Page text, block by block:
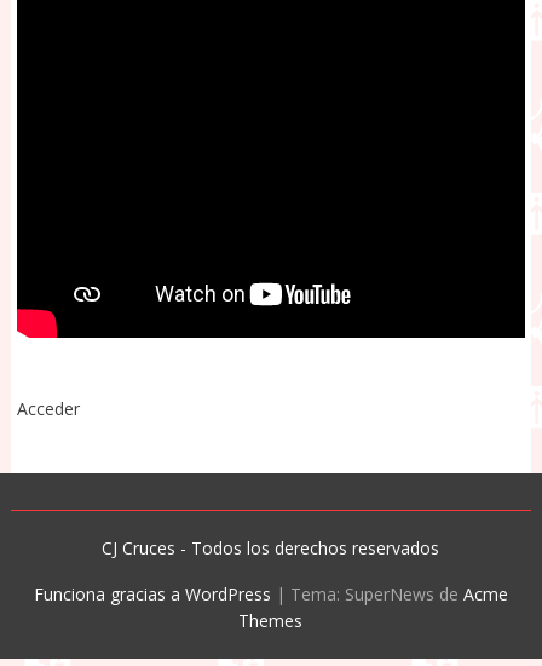
Acceder
CJ Cruces - Todos los derechos reservados
Funciona gracias a WordPress | Tema: SuperNews de Acme
Themes